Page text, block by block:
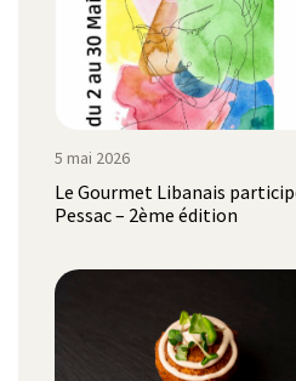
5 mai 2026
Le Gourmet Libanais
Pessac – 2ème édition